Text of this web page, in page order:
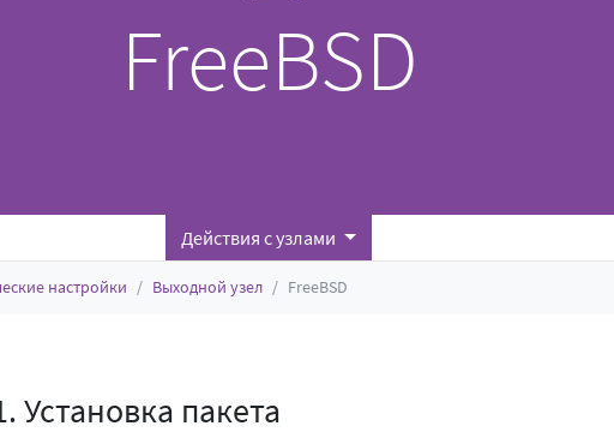
FreeBSD
Действия с узлами
настройки Выходной узел FreeBSD
Установка пакета